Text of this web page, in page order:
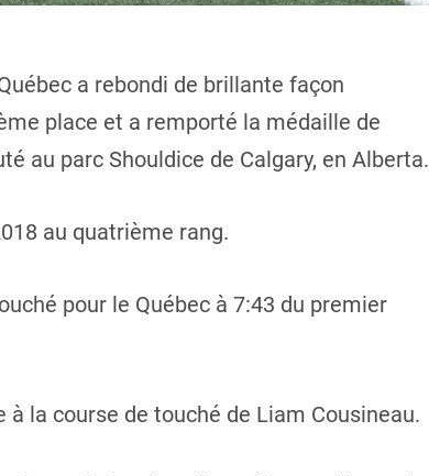
a rebondi de brillante façon
place et a remporté la médaille de
au parc Shouldice de Calgary, en Alberta.
au quatrième rang.
pour le Québec à 7:43 du premier
la course de touché de Liam Cousineau.